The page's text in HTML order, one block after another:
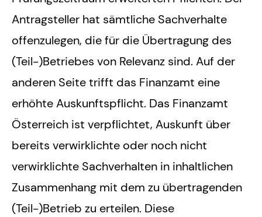
Antragsteller hat sämtliche Sachverhalte
offenzulegen, die für die Übertragung des
(Teil-)Betriebes von Relevanz sind. Auf der
anderen Seite trifft das Finanzamt eine
erhöhte Auskunftspflicht. Das Finanzamt
Österreich ist verpflichtet, Auskunft über
bereits verwirklichte oder noch nicht
verwirklichte Sachverhalten in inhaltlichen
Zusammenhang mit dem zu übertragenden
(Teil-)Betrieb zu erteilen. Diese